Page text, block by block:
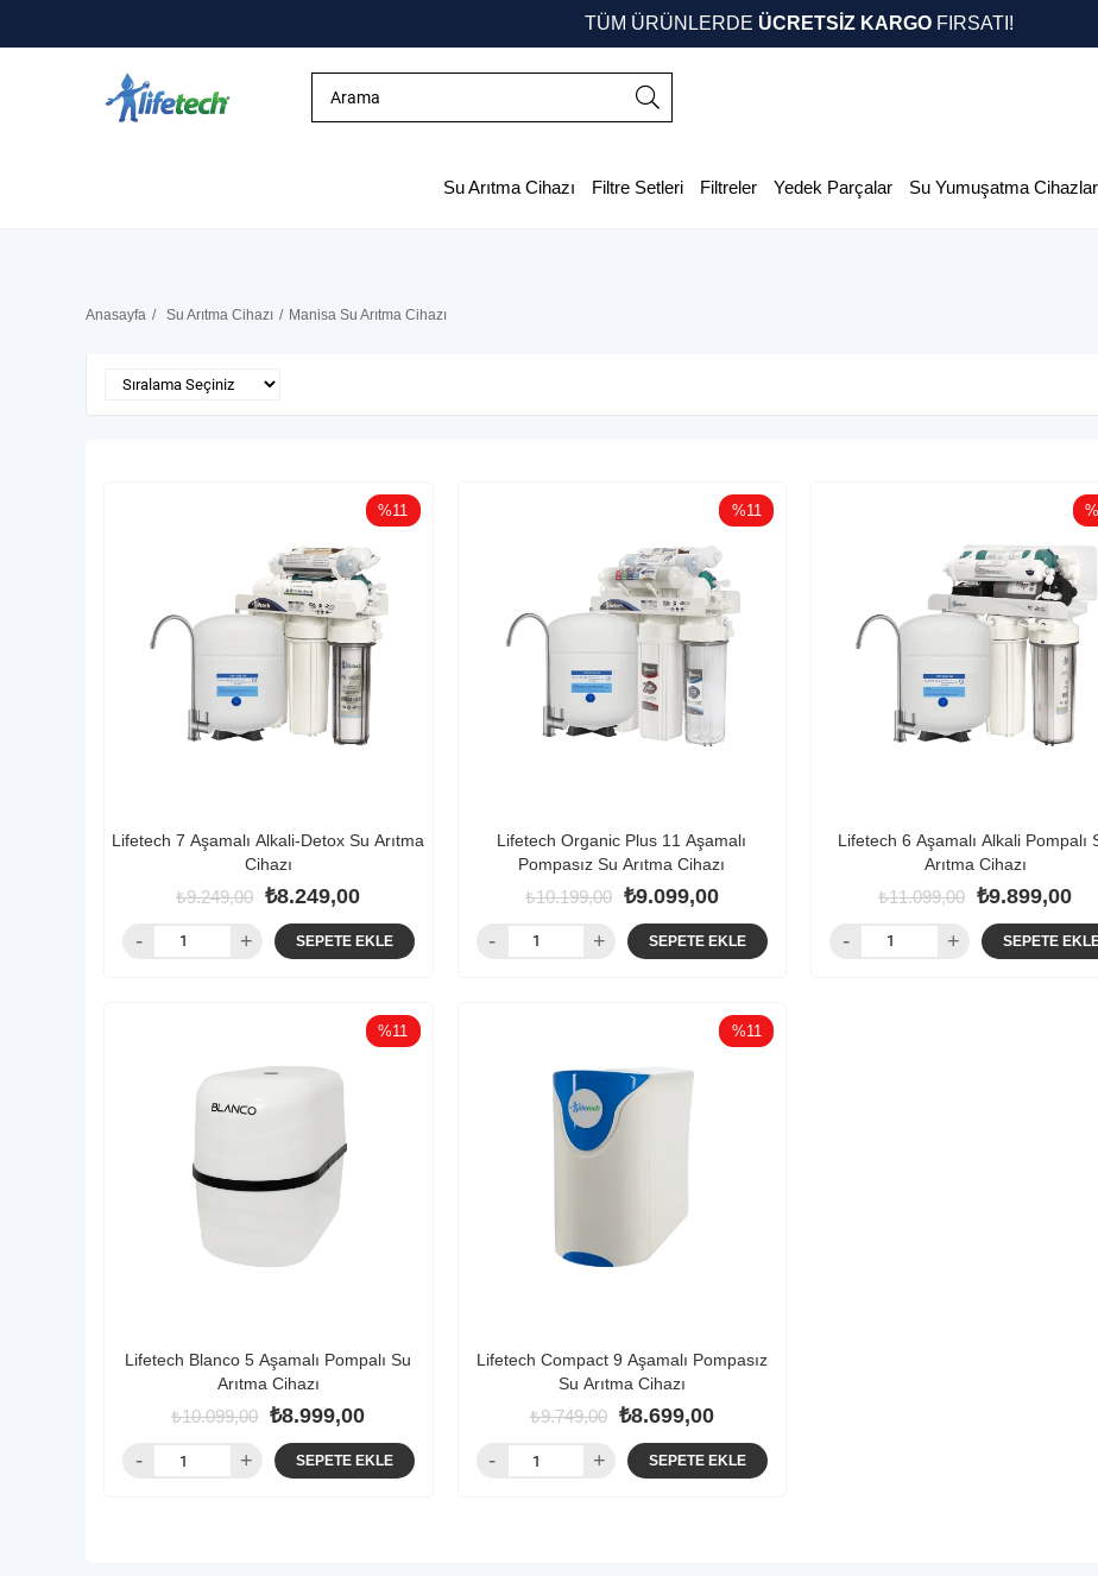
TÜM ÜRÜNLERDE ÜCRETSİZ KARGOFIRSATI!
Su Arıtma Cihazı Filtre Setleri Filtreler Yedek Parçalar Su Yumuşatma
Anasayfa Su Arıtma Cihazı Manisa Su Arıtma Cihazı
Lifetech 7 Aşamalı Alkali-Detox Su Arıtma
Cihazı
₺8.249,00
₺9.249,00
%11
SEPETE EKLE
Lifetech Organic Plus 11 Aşamalı
Pompasız Su Arıtma Cihazı
₺9.099,00
₺10.199,00
%11
SEPETE EKLE
Lifetech 6 Aşamalı Alkali Pompalı
Arıtma Cihazı
₺9.899,00
₺11.099,00
SEPETE
Lifetech Blanco 5 Aşamalı Pompalı Su
Arıtma Cihazı
₺8.999,00
₺10.099,00
%11
SEPETE EKLE
Lifetech Compact 9 Aşamalı Pompasız
Su Arıtma Cihazı
₺8.699,00
₺9.749,00
%11
SEPETE EKLE